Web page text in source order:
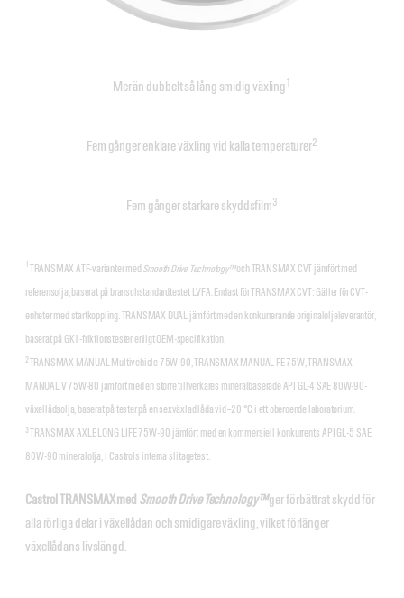
Mer än dubbelt så lång smidig växling1
Fem gånger enklare växling vid kalla temperaturer2
Fem gånger starkare skyddsfilm3
1 TRANSMAX ATF-varianter med Smooth Drive Technology™och TRANSMAX CVT jämfört med
referensolja, baserat på branschstandardtestet LVFA. Endast för TRANSMAX CVT: Gäller för CVT-
enheter med startkoppling. TRANSMAX DUAL jämfört med en konkurrerande originaloljeleverantör,
baserat på GK1-friktionstester enligt OEM-specifikation.
2TRANSMAX MANUAL Multivehicle 75W-90, TRANSMAX MANUAL FE 75W, TRANSMAX
MANUAL V 75W-80 jämfört med en större tillverkares mineralbaserade API GL-4 SAE 80W-90-
växellådsolja, baserat på tester på en sexväxlad låda vid –20 °C i ett oberoende laboratorium.
3 TRANSMAX AXLE LONG LIFE 75W-90 jämfört med en kommersiell konkurrents API GL-5 SAE
80W-90 mineralolja, i Castrols interna slitagetest.
Castrol TRANSMAX med Smooth Drive Technology™ger förbättrat skydd för
alla rörliga delar i växellådan och smidigare växling, vilket förlänger
växellådans livslängd.